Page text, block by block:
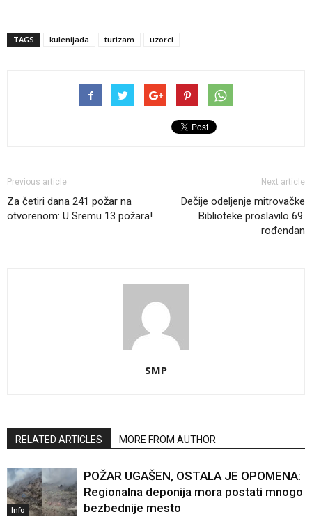
TAGS kulenijada turizam uzorci
Previous article
Za četiri dana 241 požar na
otvorenom: U Sremu 13 požara!
Next article
Dečije odeljenje mitrovačke
Biblioteke proslavilo 69.
rođendan
SMP
RELATED ARTICLES MORE FROM AUTHOR
Info
POŽAR UGAŠEN, OSTALA JE OPOMENA:
Regionalna deponija mora postati mnogo
bezbednije mesto